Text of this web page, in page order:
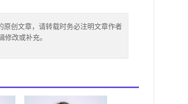
创文章，请转载时务必注明文章作者
改或补充。